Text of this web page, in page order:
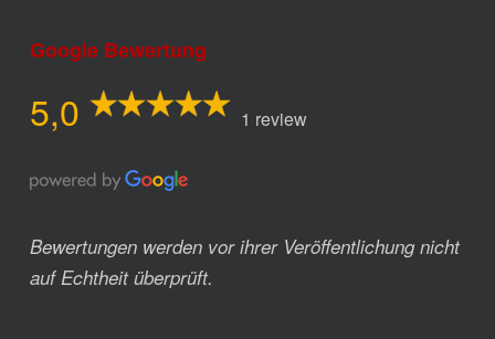
Google Bewertung
5,0 1 review
Bewertungen werden vor ihrer Veröffentlichung nicht
auf Echtheit überprüft.